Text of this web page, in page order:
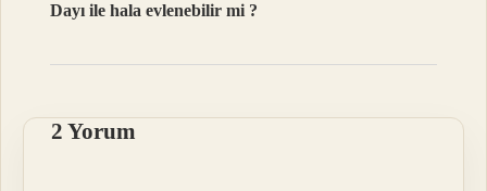
Dayı ile hala evlenebilir mi ?
2 Yorum